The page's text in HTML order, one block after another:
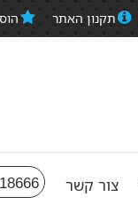
תקנון האתר
צור קשר